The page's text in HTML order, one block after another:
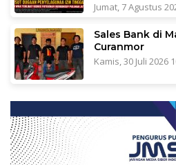
Jumat, 7 Agustus
Sales Bank di
Curanmor
Kamis, 30 Juli 2026